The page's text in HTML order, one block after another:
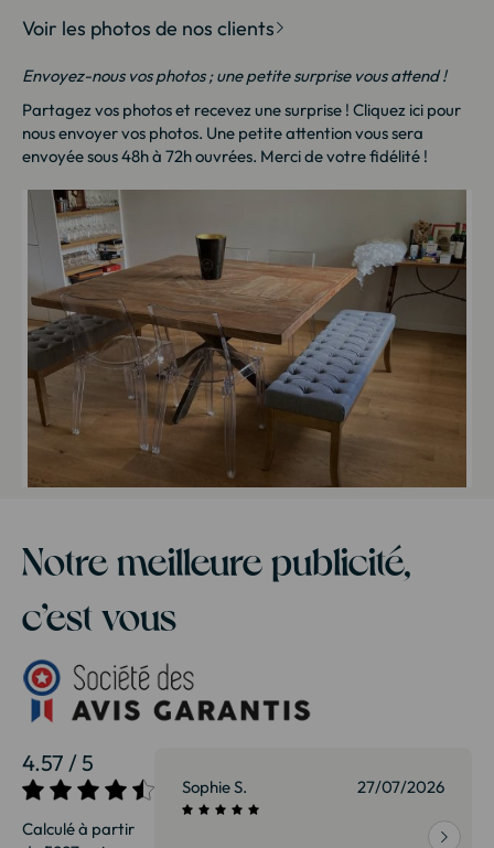
Table console industrielle Table
Table de chevet industrielle Table de
Table haute industrielle
Vitrine industrielle Îlot de
Voir les photos de nos clients
Envoyez-nous vos photos ; une petite surprise vous attend !
Partagez vos photos et recevez une surprise ! Cliquez ici pour
nous envoyer vos photos. Une petite attention vous sera
envoyée sous 48h à 72h ouvrées. Merci de votre fidélité !
Notre meilleure publicité,
c’est vous
4.57 / 5
Calculé à partir
27/07/2026 Patrice G. 01/07/2026